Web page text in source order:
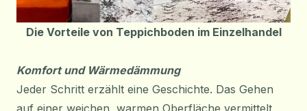
Die Vorteile von Teppichboden im Einzelhandel
Komfort und Wärmedämmung
Jeder Schritt erzählt eine Geschichte. Das Gehen
auf einer weichen, warmen Oberfläche vermittelt